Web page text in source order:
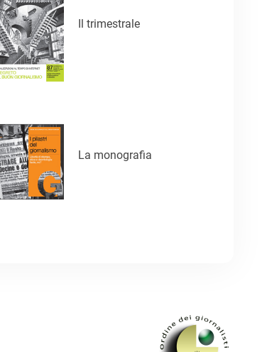
Il trimestrale
La monografia